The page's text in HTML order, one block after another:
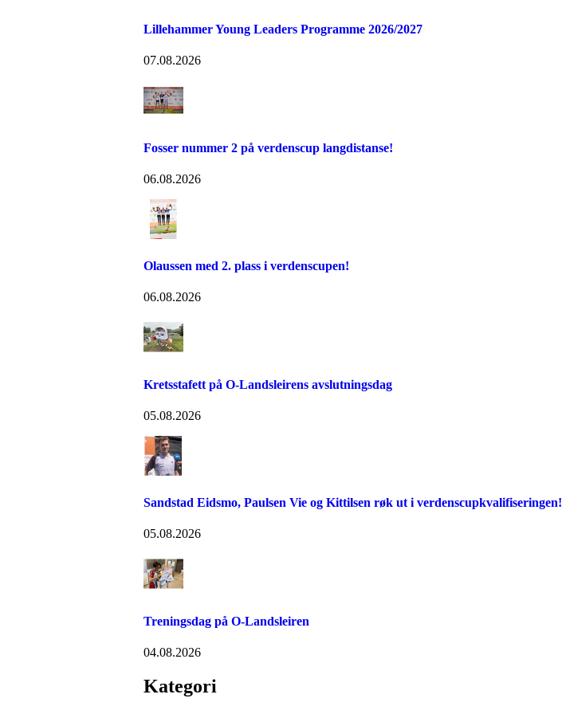
Lillehammer Young Leaders Programme 2026/2027
07.08.2026
Fosser nummer 2 på verdenscup langdistanse!
06.08.2026
Olaussen med 2. plass i verdenscupen!
06.08.2026
Kretsstafett på O-Landsleirens avslutningsdag
05.08.2026
Sandstad Eidsmo, Paulsen Vie og Kittilsen røk ut i verdenscupkvalifiseringen!
05.08.2026
Treningsdag på O-Landsleiren
04.08.2026
Kategori